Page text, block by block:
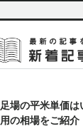
足場の平米単価
用の相場をご紹介